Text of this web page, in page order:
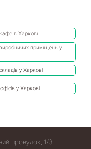
в Харкові
приміщень у
у Харкові
у Харкові
провулок, 1/3